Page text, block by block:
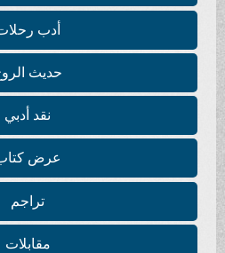
أدب رحلات
حديث الروح
نقد أدبي
عرض كتاب
تراجم
مقابلات